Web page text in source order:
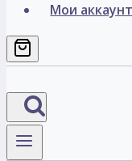
Мои аккаунт